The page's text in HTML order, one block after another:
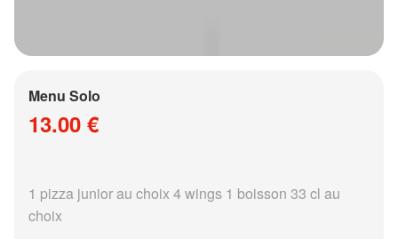
Menu Solo
13.00 €
1 pizza junior au choix 4 wings 1 boisson 33 cl au
choix